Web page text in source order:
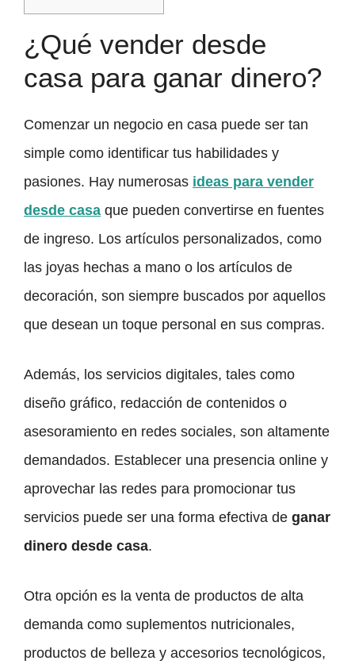
¿Qué vender desde
casa para ganar dinero?
Comenzar un negocio en casa puede ser tan
simple como identificar tus habilidades y
pasiones. Hay numerosas ideas para vender
desde casa que pueden convertirse en fuentes
de ingreso. Los artículos personalizados, como
las joyas hechas a mano o los artículos de
decoración, son siempre buscados por aquellos
que desean un toque personal en sus compras.
Además, los servicios digitales, tales como
diseño gráfico, redacción de contenidos o
asesoramiento en redes sociales, son altamente
demandados. Establecer una presencia online y
aprovechar las redes para promocionar tus
servicios puede ser una forma efectiva de ganar
dinero desde casa.
Otra opción es la venta de productos de alta
demanda como suplementos nutricionales,
productos de belleza y accesorios tecnológicos,